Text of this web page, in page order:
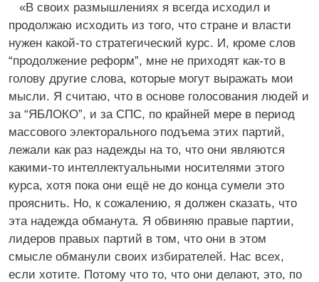
«В своих размышлениях я всегда исходил и
продолжаю исходить из того, что стране и власти
нужен какой-то стратегический курс. И, кроме слов
“продолжение реформ”, мне не приходят как-то в
голову другие слова, которые могут выражать мои
мысли. Я считаю, что в основе голосования людей и
за “ЯБЛОКО”, и за СПС, по крайней мере в период
массового электорального подъема этих партий,
лежали как раз надежды на то, что они являются
какими-то интеллектуальными носителями этого
курса, хотя пока они ещё не до конца сумели это
прояснить. Но, к сожалению, я должен сказать, что
эта надежда обманута. Я обвиняю правые партии,
лидеров правых партий в том, что они в этом
смысле обманули своих избирателей. Нас всех,
если хотите. Потому что то, что они делают, это, по